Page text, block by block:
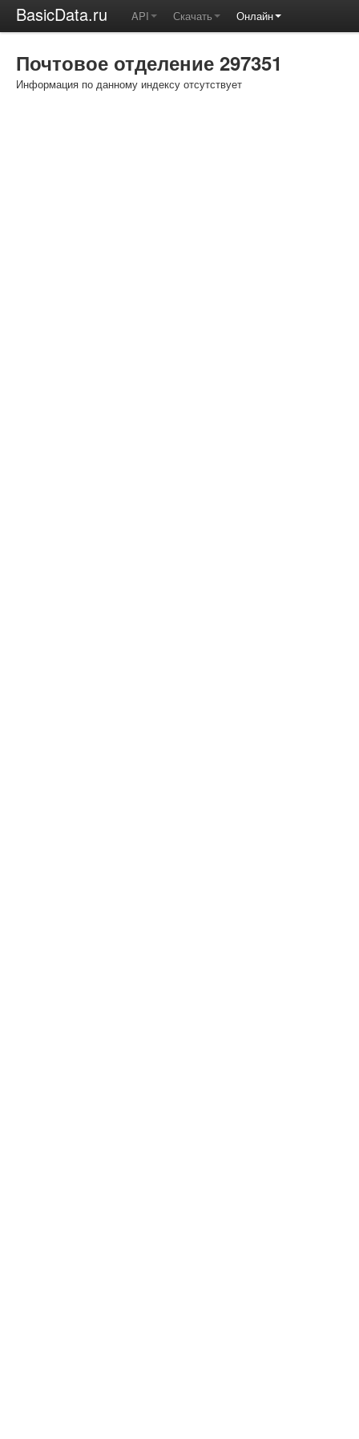
BasicData.ru API Скачать Онлайн
Почтовое отделение 297351
Информация по данному индексу отсутствует